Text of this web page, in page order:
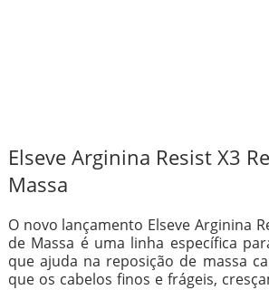
Elseve Arginina Resist X3
Massa
O novo lançamento Elseve Arginina
de Massa é uma linha específica
que ajuda na reposição de massa
que os cabelos finos e frágeis,